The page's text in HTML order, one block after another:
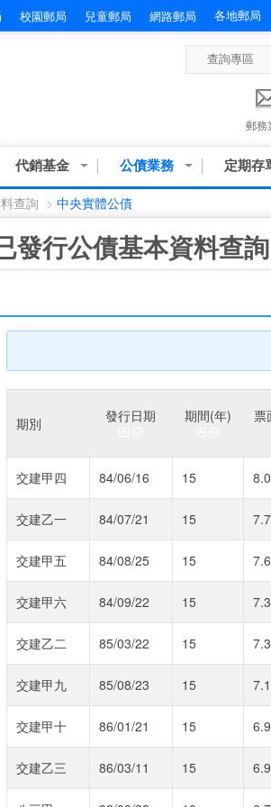
校園郵局 兒童郵局 網路郵局 各地郵局
查詢專區
郵務
代銷基金 公債業務 定期存
查詢 > 中央實體公債
發行公債基本資料查詢
期別 發行日期 期間(年) 票
交建甲四 84/06/16 15 8.0
交建乙一 84/07/21 15
交建甲五 84/08/25 15 7.6
交建甲六 84/09/22 15
交建乙二 85/03/22 15 7.3
交建甲九 85/08/23 15 7.1
交建甲十 86/01/21 15 6.9
交建乙三 86/03/11 15 6.9